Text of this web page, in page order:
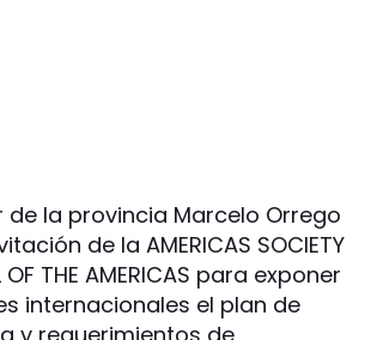
de la provincia Marcelo Orrego
de la AMERICAS SOCIETY
THE AMERICAS para exponer
internacionales el plan de